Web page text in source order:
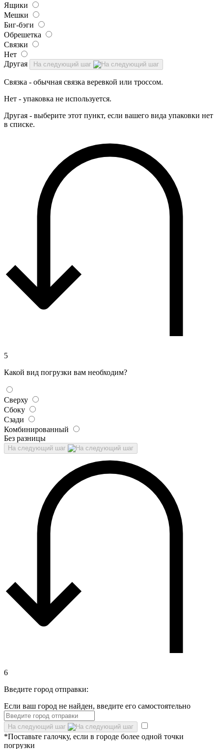
Ящики
Мешки
Биг-бэги
Обрешетка
Связки
Нет
Другая
На следующий шаг
Связка - обычная связка веревкой или троссом.
Нет - упаковка не используется.
Другая - выберите этот пункт, если вашего вида упаковки нет
в списке.
5
Какой вид погрузки вам необходим?
Сверху
Сбоку
Сзади
Комбинированный
Без разницы
На следующий шаг
6
Введите город отправки:
Если ваш город не найден, введите его самостоятельно
На следующий шаг
*Поставьте галочку, если в городе более одной точки
погрузки